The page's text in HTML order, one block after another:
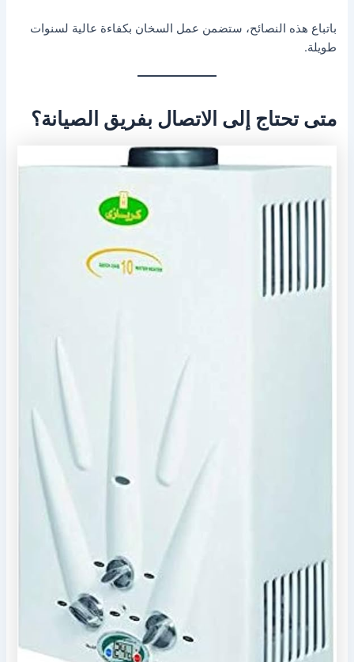
باتباع هذه النصائح، ستضمن عمل السخان بكفاءة عالية لسنوات
طويلة.
متى تحتاج إلى الاتصال بفريق الصيانة؟